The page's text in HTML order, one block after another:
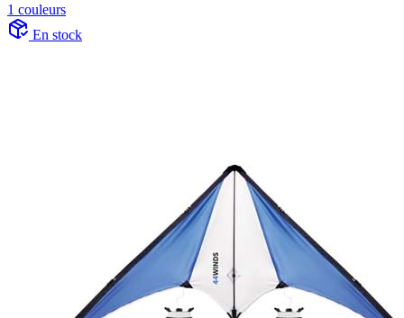
1 couleurs
En stock